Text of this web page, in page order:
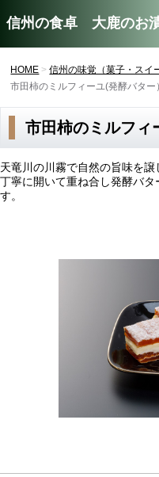
信州の食卓 大鹿のお
HOME
信州の味覚（菓子・スイ
市田柿のミルフィーユ(発酵バター
市田柿のミルフィ
天竜川の川霧で自然の旨味を
丁寧に開いて重ね合し発酵バ
す。